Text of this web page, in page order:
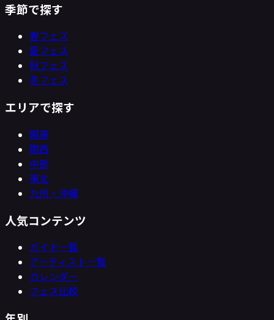
季節で探す
春フェス
夏フェス
秋フェス
冬フェス
エリアで探す
関東
関西
中部
東北
九州・沖縄
人気コンテンツ
ガイド一覧
アーティスト一覧
カレンダー
フェス比較